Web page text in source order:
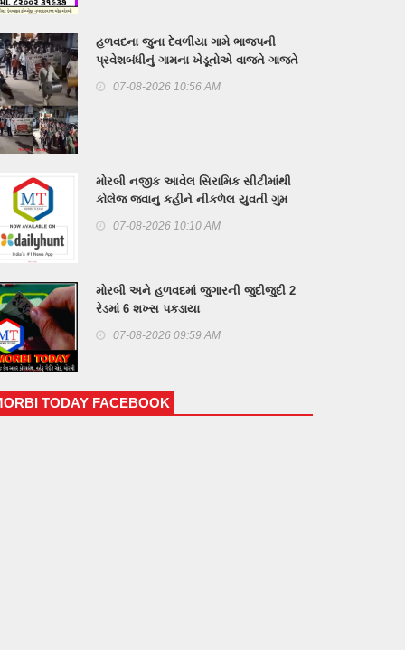
હળવદના જુના દેવળીયા ગામે ભાજપની
પ્રવેશબંધીનું ગામના ખેડૂતોએ વાજતે ગાજતે
07-08-2026 10:56 AM
મોરબી નજીક આવેલ સિરામિક સીટીમાંથી
કોલેજ જવાનુ કહીને નીકળેલ યુવતી ગુમ
07-08-2026 10:10 AM
મોરબી અને હળવદમાં જુગારની જુદીજુદી 2
રેડમાં 6 શખ્સ પકડાયા
07-08-2026 09:59 AM
TODAY FACEBOOK